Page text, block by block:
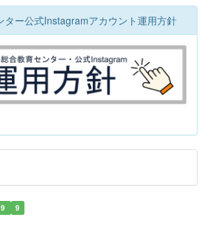
ター公式Instagramアカウント運用方針
9 9